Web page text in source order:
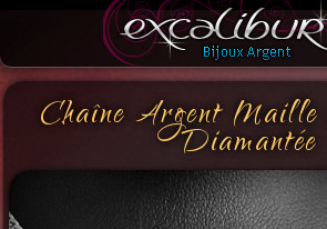
Chaîne Argent Maille
Diamantée